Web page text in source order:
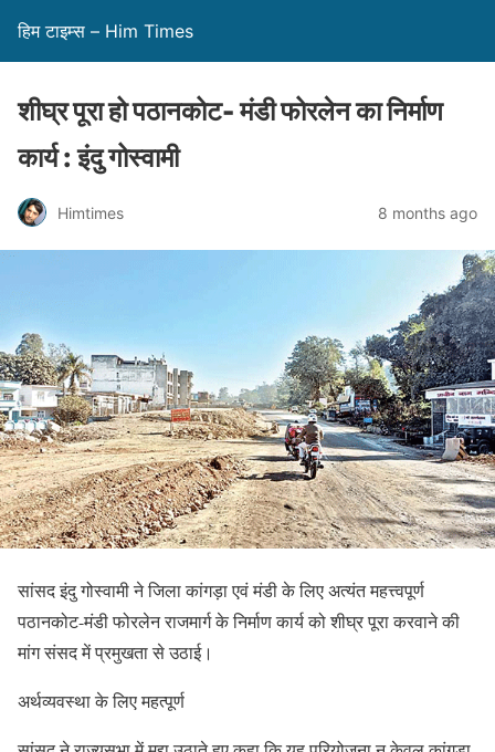
हिम टाइम्स – Him Times
शीघ्र पूरा हो पठानकोट- मंडी फोरलेन का निर्माण
कार्य : इंदु गोस्वामी
Himtimes 8 months ago
सांसद इंदु गोस्वामी ने जिला कांगड़ा एवं मंडी के लिए अत्यंत महत्त्वपूर्ण
पठानकोट-मंडी फोरलेन राजमार्ग के निर्माण कार्य को शीघ्र पूरा करवाने की
मांग संसद में प्रमुखता से उठाई।
अर्थव्यवस्था के लिए महत्पूर्ण